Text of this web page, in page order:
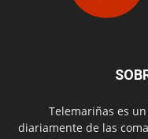
Telemariñas es
diariamente de las